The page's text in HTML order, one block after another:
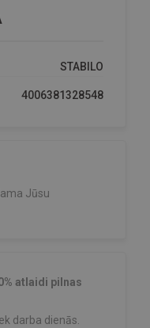
STABILO
4006381328548
Jūsu
atlaidi pilnas
darba dienās.